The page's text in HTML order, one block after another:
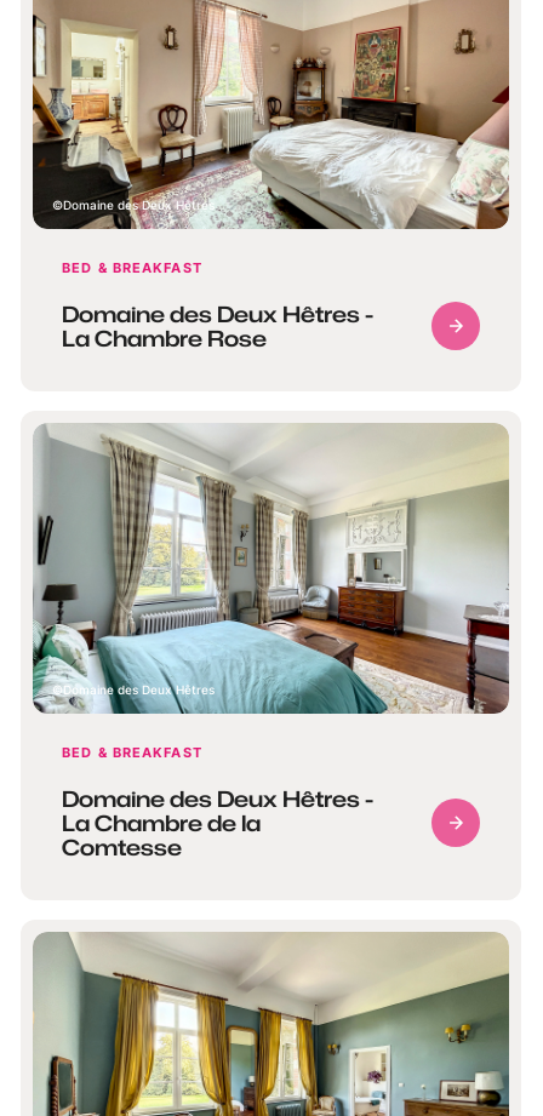
Domaine des Deux Hêtres
BED & BREAKFAST
Domaine des Deux Hêtres -
La Chambre Rose
Domaine des Deux Hêtres
BED & BREAKFAST
Domaine des Deux Hêtres -
La Chambre de la
Comtesse